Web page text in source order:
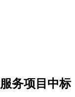
务项目中标